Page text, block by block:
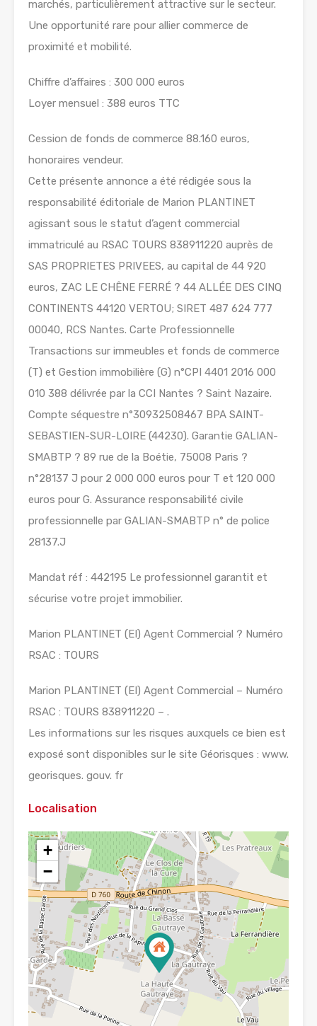
marchés, particulièrement attractive sur le secteur.
Une opportunité rare pour allier commerce de
proximité et mobilité.
Chiffre d’affaires : 300 000 euros
Loyer mensuel : 388 euros TTC
Cession de fonds de commerce 88.160 euros,
honoraires vendeur.
Cette présente annonce a été rédigée sous la
responsabilité éditoriale de Marion PLANTINET
agissant sous le statut d’agent commercial
immatriculé au RSAC TOURS 838911220 auprès de
SAS PROPRIETES PRIVEES, au capital de 44 920
euros, ZAC LE CHÊNE FERRÉ ? 44 ALLÉE DES CINQ
CONTINENTS 44120 VERTOU; SIRET 487 624 777
00040, RCS Nantes. Carte Professionnelle
Transactions sur immeubles et fonds de commerce
(T) et Gestion immobilière (G) n°CPI 4401 2016 000
010 388 délivrée par la CCI Nantes ? Saint Nazaire.
Compte séquestre n°30932508467 BPA SAINT-
SEBASTIEN-SUR-LOIRE (44230). Garantie GALIAN-
SMABTP ? 89 rue de la Boétie, 75008 Paris ?
n°28137 J pour 2 000 000 euros pour T et 120 000
euros pour G. Assurance responsabilité civile
professionnelle par GALIAN-SMABTP n° de police
28137.J
Mandat réf : 442195 Le professionnel garantit et
sécurise votre projet immobilier.
Marion PLANTINET (EI) Agent Commercial ? Numéro
RSAC : TOURS
Marion PLANTINET (EI) Agent Commercial – Numéro
RSAC : TOURS 838911220 – .
Les informations sur les risques auxquels ce bien est
exposé sont disponibles sur le site Géorisques : www.
georisques. gouv. fr
Localisation
+
−